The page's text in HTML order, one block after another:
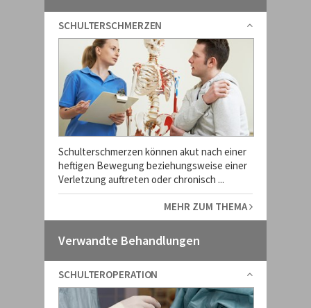
SCHULTERSCHMERZEN
Schulterschmerzen können akut nach einer
heftigen Bewegung beziehungsweise einer
Verletzung auftreten oder chronisch ...
MEHR ZUM THEMA
Verwandte Behandlungen
SCHULTEROPERATION